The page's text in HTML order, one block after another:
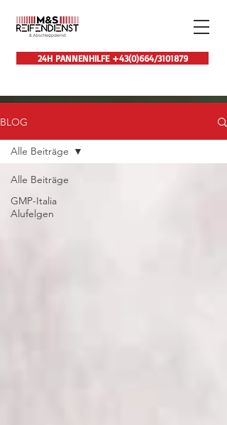
24H PANNENHILFE +43(0)664/3101879
BLOG
Alle Beiträge
GMP-Italia
Alufelgen
Alle Beiträge